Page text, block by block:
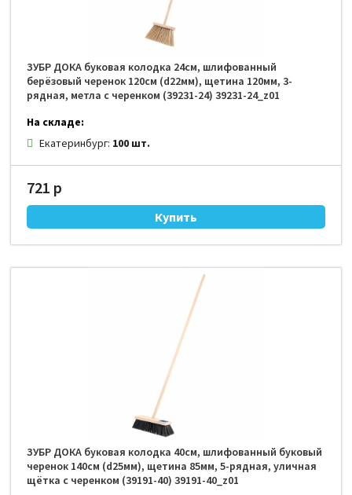
ЗУБР ДОКА буковая колодка 24см, шлифованный
берёзовый черенок 120см (d22мм), щетина 120мм, 3-
рядная, метла с черенком (39231-24) 39231-24_z01
На складе:
Екатеринбург: 100 шт.
721 р
ЗУБР ДОКА буковая колодка 40см, шлифованный буковый
черенок 140см (d25мм), щетина 85мм, 5-рядная, уличная
щётка с черенком (39191-40) 39191-40_z01